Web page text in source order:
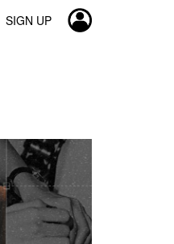
SIGN UP